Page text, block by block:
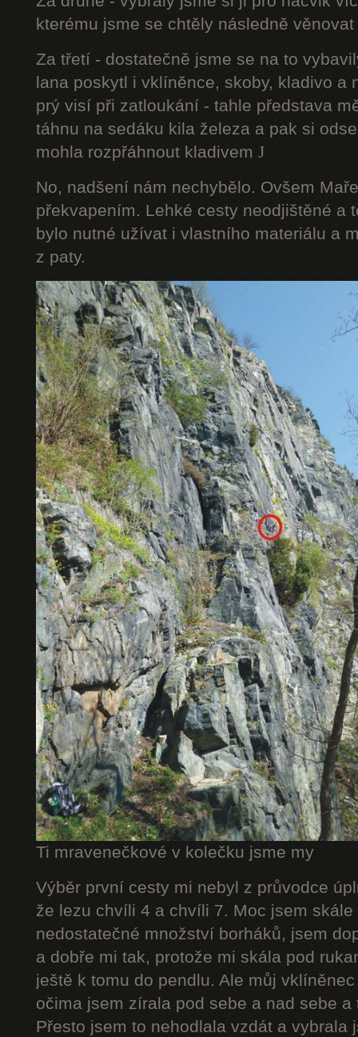
kterému jsme se chtěly následně
Za třetí - dostatečně jsme se na to
lana poskytl i vklíněnce, skoby, kladivo a
prý visí při zatloukání - tahle představa
táhnu na sedáku kila železa a pak si
mohla rozpřáhnout kladivem J
No, nadšení nám nechybělo. Ovšem
překvapením. Lehké cesty neodjištěné a
bylo nutné užívat i vlastního materiálu a
z paty.
Ti mravenečkové v kolečku jsme my
Výběr první cesty mi nebyl z průvodce
že lezu chvíli 4 a chvíli 7. Moc jsem
nedostatečné množství borháků, jsem
a dobře mi tak, protože mi skála pod
ještě k tomu do pendlu. Ale můj
očima jsem zírala pod sebe a nad sebe
Přesto jsem to nehodlala vzdát a vybrala